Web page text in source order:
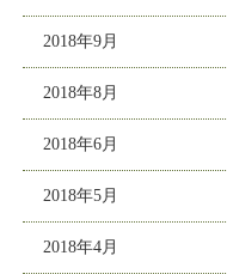
2018年9月
2018年8月
2018年6月
2018年5月
2018年4月